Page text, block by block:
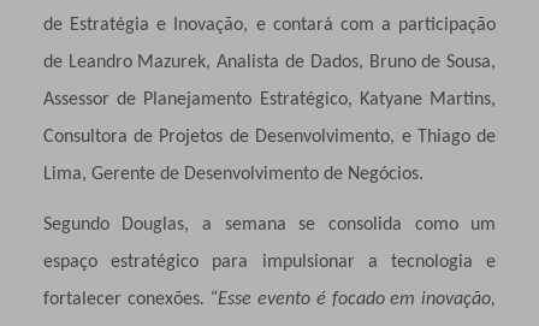
de Estratégia e Inovação, e contará com a participação
de Leandro Mazurek, Analista de Dados, Bruno de Sousa,
Assessor de Planejamento Estratégico, Katyane Martins,
Consultora de Projetos de Desenvolvimento, e Thiago de
Lima, Gerente de Desenvolvimento de Negócios.
Segundo Douglas, a semana se consolida como um
espaço estratégico para impulsionar a tecnologia e
fortalecer conexões. “Esse evento é focado em inovação,